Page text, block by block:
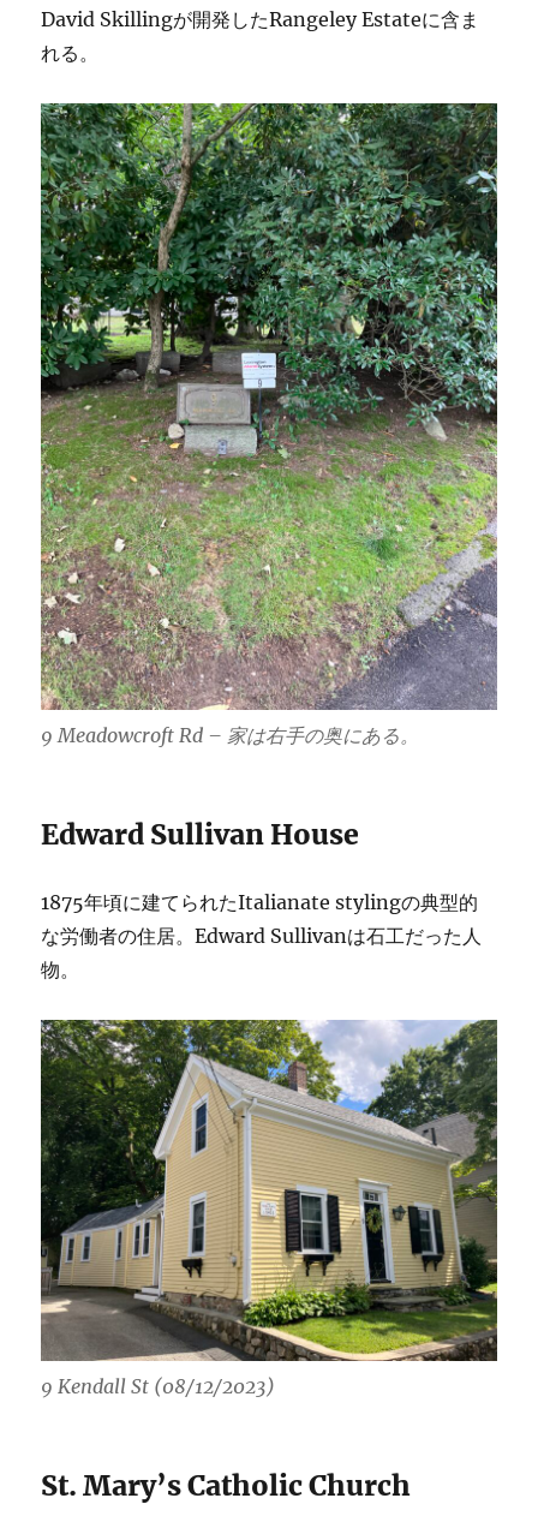
David Skillingが開発したRangeley Estateに含ま
れる。
9 Meadowcroft Rd – 家は右手の奥にある。
Edward Sullivan House
1875年頃に建てられたItalianate stylingの典型的
な労働者の住居。Edward Sullivanは石工だった人
物。
9 Kendall St (08/12/2023)
St. Mary’s Catholic Church